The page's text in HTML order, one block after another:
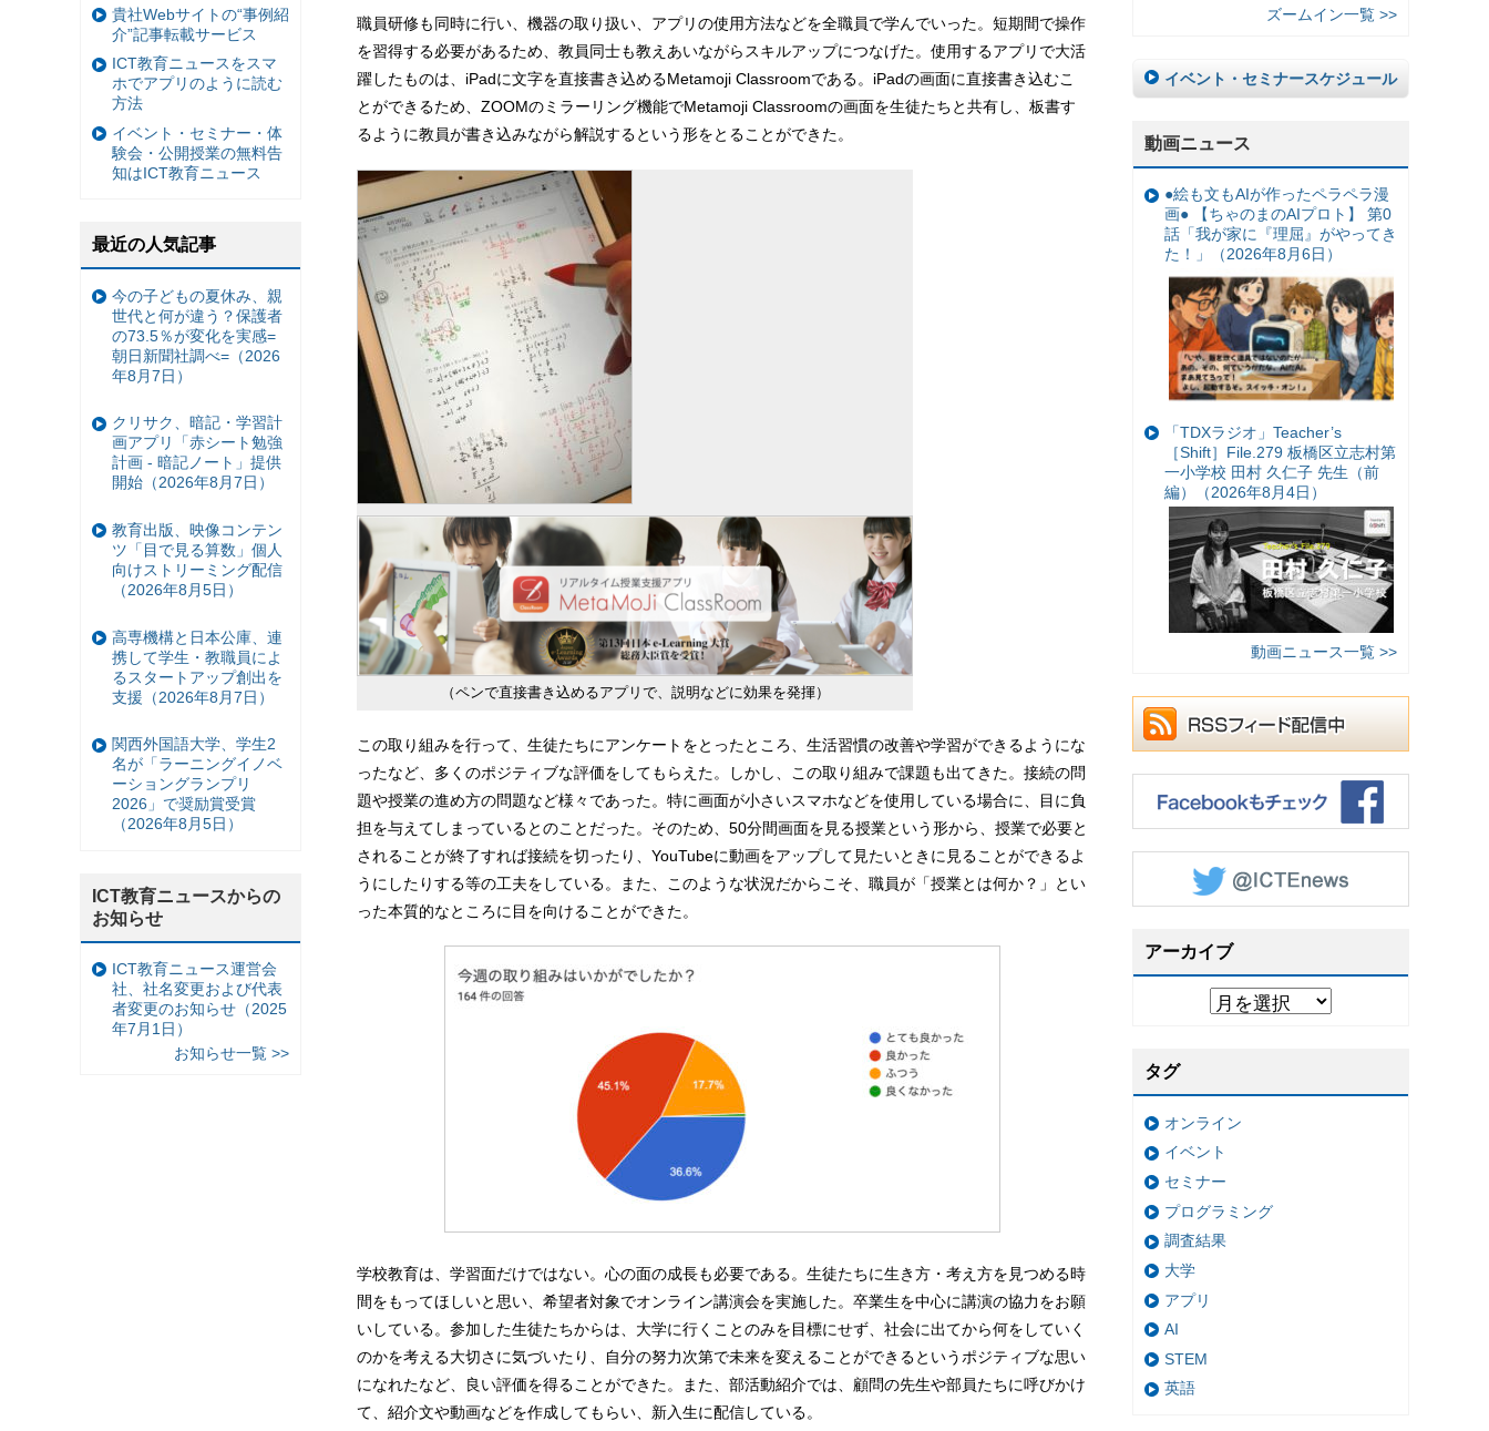
職員研修も同時に行い、機器の取り扱い、アプリの使用方法などを全職員で学んでいった。短期間で操作
を習得する必要があるため、教員同士も教えあいながらスキルアップにつなげた。使用するアプリで大活
躍したものは、iPadに文字を直接書き込めるMetamoji Classroomである。iPadの画面に直接書き込むこ
とができるため、ZOOMのミラーリング機能でMetamoji Classroomの画面を生徒たちと共有し、板書す
るように教員が書き込みながら解説するという形をとることができた。
（ペンで直接書き込めるアプリで、説明などに効果を発揮）
この取り組みを行って、生徒たちにアンケートをとったところ、生活習慣の改善や学習ができるようにな
ったなど、多くのポジティブな評価をしてもらえた。しかし、この取り組みで課題も出てきた。接続の問
題や授業の進め方の問題など様々であった。特に画面が小さいスマホなどを使用している場合に、目に負
担を与えてしまっているとのことだった。そのため、50分間画面を見る授業という形から、授業で必要と
されることが終了すれば接続を切ったり、YouTubeに動画をアップして見たいときに見ることができるよ
うにしたりする等の工夫をしている。また、このような状況だからこそ、職員が「授業とは何か？」とい
った本質的なところに目を向けることができた。
学校教育は、学習面だけではない。心の面の成長も必要である。生徒たちに生き方・考え方を見つめる時
間をもってほしいと思い、希望者対象でオンライン講演会を実施した。卒業生を中心に講演の協力をお願
いしている。参加した生徒たちからは、大学に行くことのみを目標にせず、社会に出てから何をしていく
のかを考える大切さに気づいたり、自分の努力次第で未来を変えることができるというポジティブな思い
になれたなど、良い評価を得ることができた。また、部活動紹介では、顧問の先生や部員たちに呼びかけ
て、紹介文や動画などを作成してもらい、新入生に配信している。
ズームイン一覧 >>
イベント・セミナースケジュール
動画ニュース
●絵も文もAIが作ったペラペラ漫
画● 【ちゃのまのAIプロト】 第0
話「我が家に『理屈』がやってき
た！」（2026年8月6日）
「TDXラジオ」Teacher’s
［Shift］File.279 板橋区立志村第
一小学校 田村 久仁子 先生（前
編）（2026年8月4日）
動画ニュース一覧 >>
アーカイブ
タグ
オンライン
イベント
セミナー
プログラミング
調査結果
大学
アプリ
AI
STEM
英語
貴社Webサイトの“事例紹
介”記事転載サービス
ICT教育ニュースをスマ
ホでアプリのように読む
方法
イベント・セミナー・体
験会・公開授業の無料告
知はICT教育ニュース
最近の人気記事
今の子どもの夏休み、親
世代と何が違う？保護者
の73.5％が変化を実感=
朝日新聞社調べ=（2026
年8月7日）
クリサク、暗記・学習計
画アプリ「赤シート勉強
計画 - 暗記ノート」提供
開始（2026年8月7日）
教育出版、映像コンテン
ツ「目で見る算数」個人
向けストリーミング配信
（2026年8月5日）
高専機構と日本公庫、連
携して学生・教職員によ
るスタートアップ創出を
支援（2026年8月7日）
関西外国語大学、学生2
名が「ラーニングイノベ
ーショングランプリ
2026」で奨励賞受賞
（2026年8月5日）
ICT教育ニュースからの
お知らせ
ICT教育ニュース運営会
社、社名変更および代表
者変更のお知らせ（2025
年7月1日）
お知らせ一覧 >>